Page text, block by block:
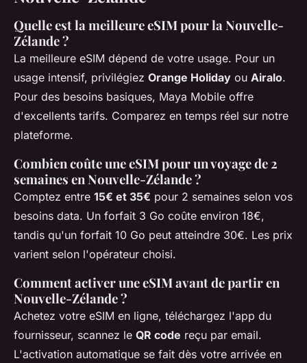
Quelle est la meilleure eSIM pour la Nouvelle-
Zélande ?
La meilleure eSIM dépend de votre usage. Pour un
usage intensif, privilégiez Orange Holiday ou Airalo.
Pour des besoins basiques, Maya Mobile offre
d'excellents tarifs. Comparez en temps réel sur notre
plateforme.
Combien coûte une eSIM pour un voyage de 2
semaines en Nouvelle-Zélande ?
Comptez entre 15€ et 35€ pour 2 semaines selon vos
besoins data. Un forfait 3 Go coûte environ 18€,
tandis qu'un forfait 10 Go peut atteindre 30€. Les prix
varient selon l'opérateur choisi.
Comment activer une eSIM avant de partir en
Nouvelle-Zélande ?
Achetez votre eSIM en ligne, téléchargez l'app du
fournisseur, scannez le QR code reçu par email.
L'activation automatique se fait dès votre arrivée en